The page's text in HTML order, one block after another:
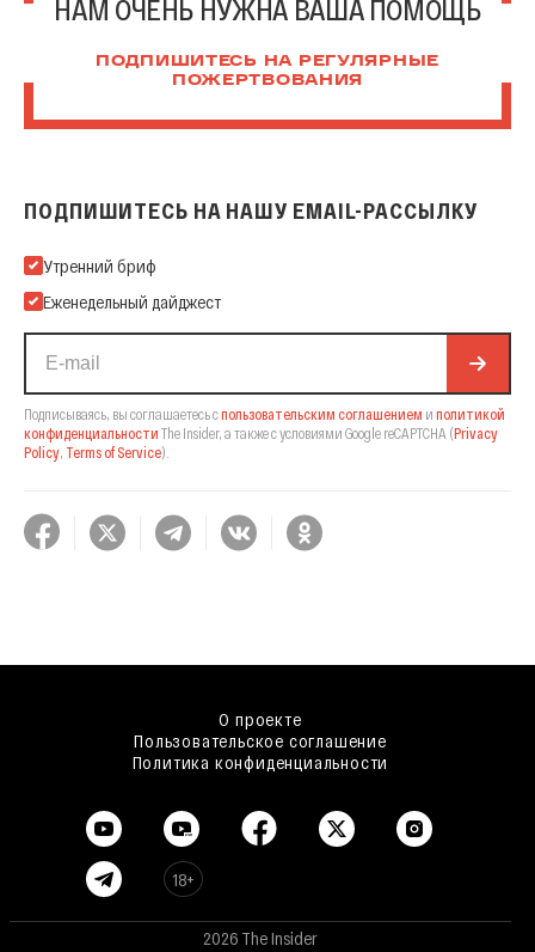
НАМ ОЧЕНЬ НУЖНА ВАША ПОМОЩЬ
ПОДПИШИТЕСЬ НА РЕГУЛЯРНЫЕ
ПОЖЕРТВОВАНИЯ
ПОДПИШИТЕСЬ НА НАШУ EMAIL-РАССЫЛКУ
Подпишитесь на нашу Email-рассылку
Утренний бриф
Еженедельный дайджест
Подписываясь, вы соглашаетесь спользовательским соглашением и политикой
конфиденциальности The Insider, а также с условиями Google reCAPTCHA (Privacy
Policy Terms of Service).
О проекте
Пользовательское соглашение
Политика конфиденциальности
18+
2026 The Insider